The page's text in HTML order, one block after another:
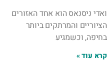
ואדי ניסנאס הוא אחד האזורים
הציוריים והמרתקים ביותר
בחיפה, וכשמגיע
קרא עוד »